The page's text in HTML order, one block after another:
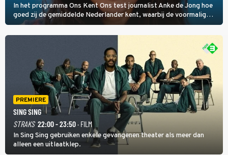
In het programma Ons Kent Ons test journalist Anke de Jong hoe
goed zij de gemiddelde Nederlander kent, waarbij de voormalig
hoofdredacteur van modebladen Glamour en Elle het samen met
rapper Keizer opneemt tegen Edson da Graça en Marc-Marie
PREMIERE
SING SING
STRAKS 22:00 - 23:50· FILM
In Sing Sing gebruiken enkele gevangenen theater als meer dan
alleen een uitlaatklep.